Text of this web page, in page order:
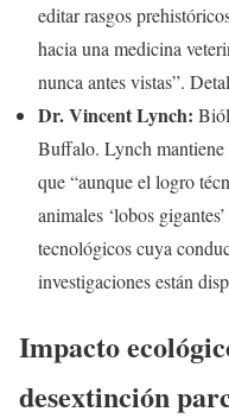
editar rasgos
hacia una medicina
nunca antes vistas”.
Dr. Vincent Lynch:
Buffalo. Lynch mantiene
que “aunque el logro
animales ‘lobos
tecnológicos cuya
investigaciones están
Impacto
desextinción